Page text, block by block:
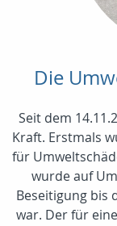
Die
Seit dem
Kraft. Erstmals
für
wurde auf
Beseitigung bis
war. Der für